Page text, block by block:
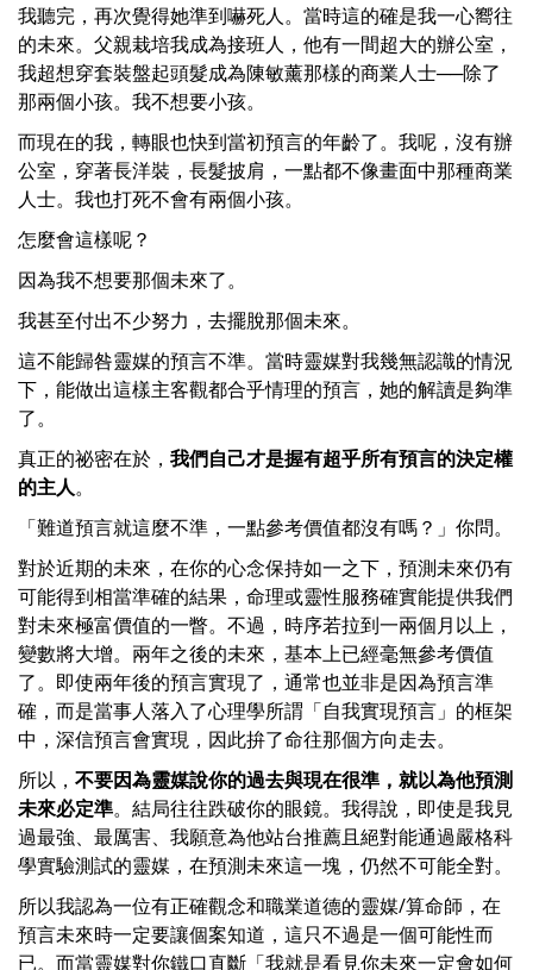
我聽完，再次覺得她準到嚇死人。當時這的確是我一心嚮往
的未來。父親栽培我成為接班人，他有一間超大的辦公室，
我超想穿套裝盤起頭髮成為陳敏薰那樣的商業人士──除了
那兩個小孩。我不想要小孩。
而現在的我，轉眼也快到當初預言的年齡了。我呢，沒有辦
公室，穿著長洋裝，長髮披肩，一點都不像畫面中那種商業
人士。我也打死不會有兩個小孩。
怎麼會這樣呢？
因為我不想要那個未來了。
我甚至付出不少努力，去擺脫那個未來。
這不能歸咎靈媒的預言不準。當時靈媒對我幾無認識的情況
下，能做出這樣主客觀都合乎情理的預言，她的解讀是夠準
了。
真正的祕密在於， 我們自己才是握有超乎所有預言的決定權
的主人。
「難道預言就這麼不準，一點參考價值都沒有嗎？」你問。
對於近期的未來，在你的心念保持如一之下，預測未來仍有
可能得到相當準確的結果，命理或靈性服務確實能提供我們
對未來極富價值的一瞥。不過，時序若拉到一兩個月以上，
變數將大增。兩年之後的未來，基本上已經毫無參考價值
了。即使兩年後的預言實現了，通常也並非是因為預言準
確，而是當事人落入了心理學所謂「自我實現預言」的框架
中，深信預言會實現，因此拚了命往那個方向走去。
所以， 不要因為靈媒說你的過去與現在很準，就以為他預測
未來必定準。結局往往跌破你的眼鏡。我得說，即使是我見
過最強、最厲害、我願意為他站台推薦且絕對能通過嚴格科
學實驗測試的靈媒，在預測未來這一塊，仍然不可能全對。
所以我認為一位有正確觀念和職業道德的靈媒/算命師，在
預言未來時一定要讓個案知道，這只不過是一個可能性而
已。而當靈媒對你鐵口直斷「我就是看見你未來一定會如何